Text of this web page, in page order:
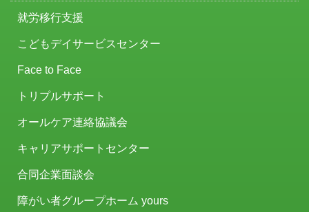
就労移行支援
こどもデイサービスセンター
Face to Face
トリプルサポート
オールケア連絡協議会
キャリアサポートセンター
合同企業面談会
障がい者グループホーム yours